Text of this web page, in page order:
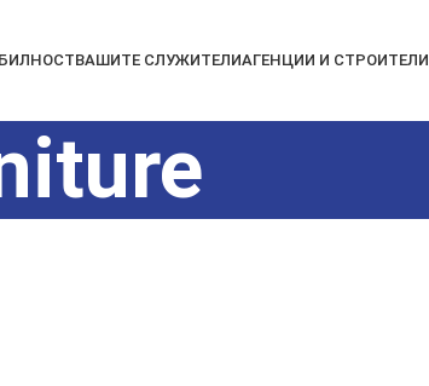
ВАШИТЕ СЛУЖИТЕЛИАГЕНЦИИ И СТРОИТЕЛИ